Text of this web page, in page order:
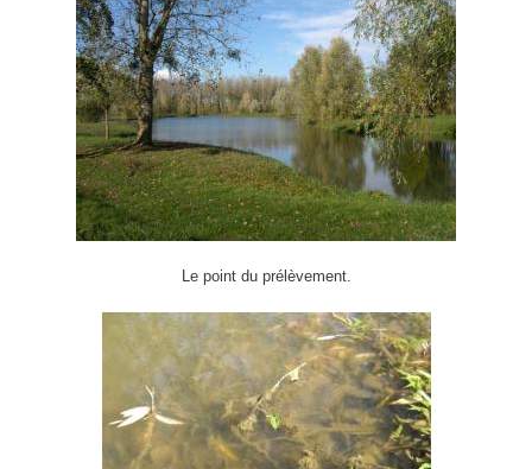
Le point du prélèvement.